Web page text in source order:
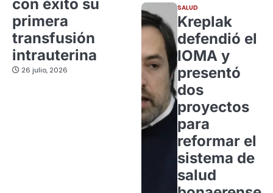
con éxito su
primera
transfusión
intrauterina
26 julio, 2026
SALUD
Kreplak
defendió el
IOMA y
presentó
dos
proyectos
para
reformar el
sistema de
salud